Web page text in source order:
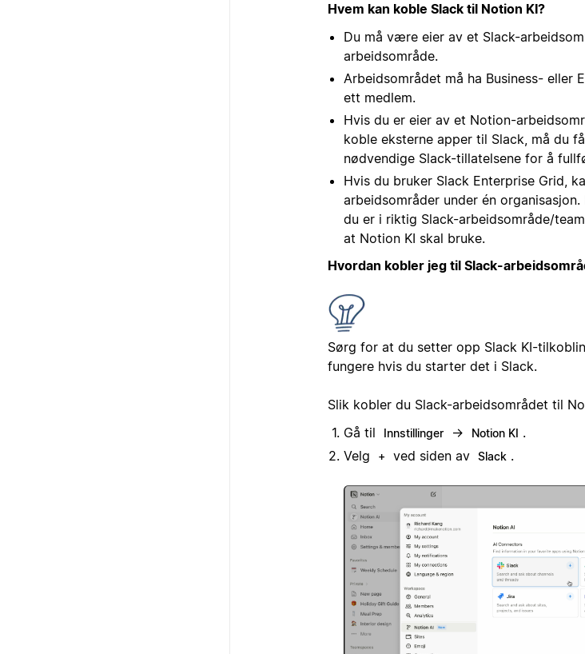
Hvem kan koble Slack til Notion KI?
Du må være eier av et Slack-
arbeidsområde.
Arbeidsområdet må ha Business- eller
ett medlem.
Hvis du er eier av et Notion-
koble eksterne apper til Slack, må du
nødvendige Slack-tillatelsene for å
Hvis du bruker Slack Enterprise Grid,
arbeidsområder under én
du er i riktig Slack-arbeidsområde/
at Notion KI skal bruke.
Hvordan kobler jeg til Slack-
Sørg for at du setter opp Slack KI-
fungere hvis du starter det i Slack.
Slik kobler du Slack-arbeidsområdet til
Gå til
Innstillinger → Notion KI .
Velg
+ ved siden av Slack .